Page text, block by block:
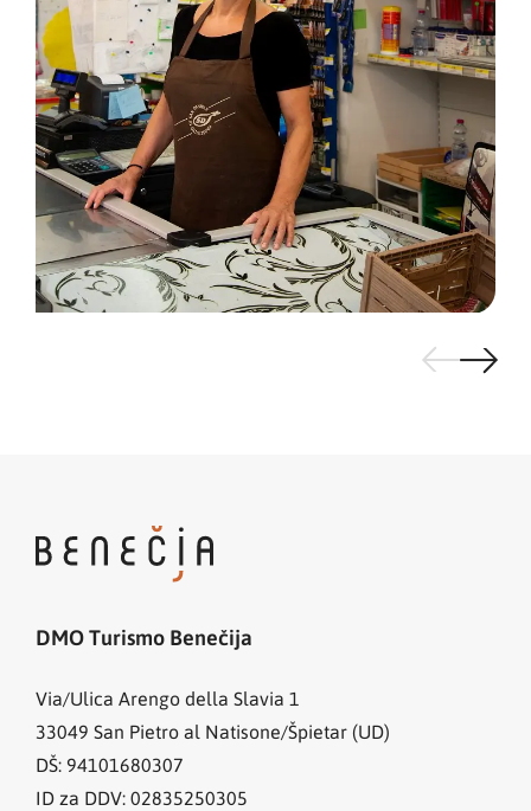
DMO Turismo Benečija
Via/Ulica Arengo della Slavia 1
33049 San Pietro al Natisone/Špietar (UD)
DŠ: 94101680307
ID za DDV: 02835250305